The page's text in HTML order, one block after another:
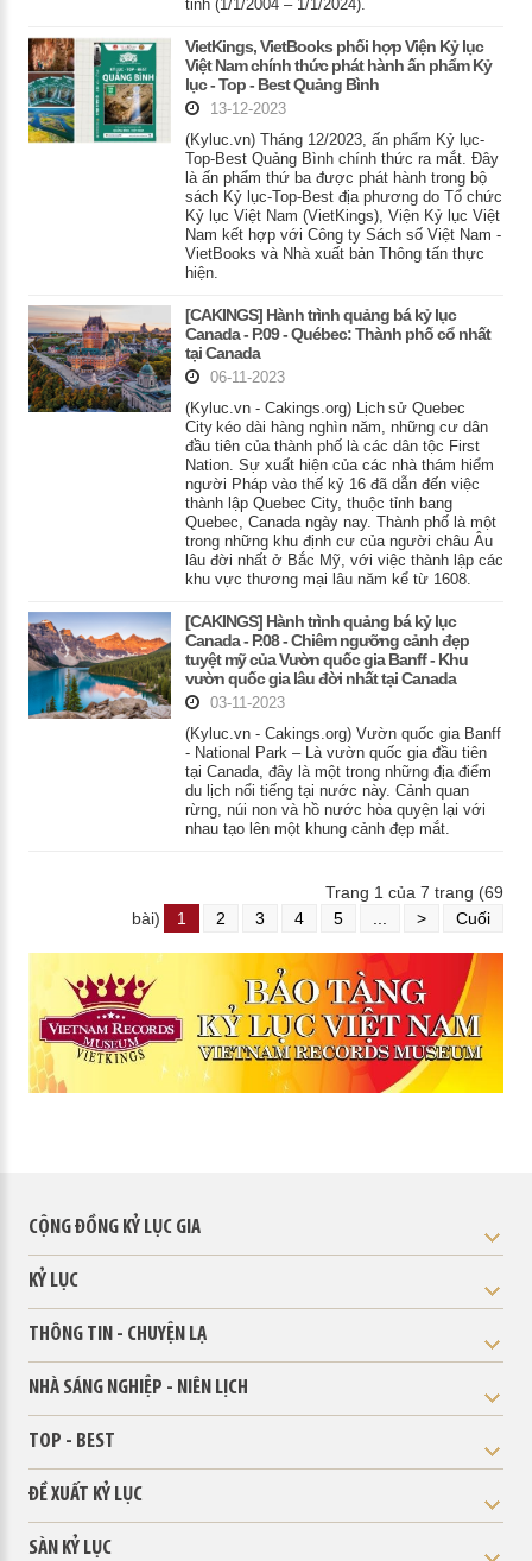
tỉnh (1/1/2004 – 1/1/2024).
VietKings, VietBooks phối hợp Viện Kỷ lục
Việt Nam chính thức phát hành ấn phẩm Kỷ
lục - Top - Best Quảng Bình
13-12-2023
(Kyluc.vn) Tháng 12/2023, ấn phẩm Kỷ lục-
Top-Best Quảng Bình chính thức ra mắt. Đây
là ấn phẩm thứ ba được phát hành trong bộ
sách Kỷ lục-Top-Best địa phương do Tổ chức
Kỷ lục Việt Nam (VietKings), Viện Kỷ lục Việt
Nam kết hợp với Công ty Sách số Việt Nam -
VietBooks và Nhà xuất bản Thông tấn thực
hiện.
[CAKINGS] Hành trình quảng bá kỷ lục
Canada - P.09 - Québec: Thành phố cổ nhất
tại Canada
06-11-2023
(Kyluc.vn - Cakings.org) Lịch sử Quebec
City kéo dài hàng nghìn năm, những cư dân
đầu tiên của thành phố là các dân tộc First
Nation. Sự xuất hiện của các nhà thám hiểm
người Pháp vào thế kỷ 16 đã dẫn đến việc
thành lập Quebec City, thuộc tỉnh bang
Quebec, Canada ngày nay. Thành phố là một
trong những khu định cư của người châu Âu
lâu đời nhất ở Bắc Mỹ, với việc thành lập các
khu vực thương mại lâu năm kể từ 1608.
[CAKINGS] Hành trình quảng bá kỷ lục
Canada - P.08 - Chiêm ngưỡng cảnh đẹp
tuyệt mỹ của Vườn quốc gia Banff - Khu
vườn quốc gia lâu đời nhất tại Canada
03-11-2023
(Kyluc.vn - Cakings.org) Vườn quốc gia Banff
- National Park – Là vườn quốc gia đầu tiên
tại Canada, đây là một trong những địa điểm
du lịch nổi tiếng tại nước này. Cảnh quan
rừng, núi non và hồ nước hòa quyện lại với
nhau tạo lên một khung cảnh đẹp mắt.
Trang 1 của 7 trang (69
bài)
1 2 3 4 5 ... > Cuối
CỘNG ĐỒNG KỶ LỤC GIA
KỶ LỤC
THÔNG TIN - CHUYỆN LẠ
NHÀ SÁNG NGHIỆP - NIÊN LỊCH
TOP - BEST
ĐỀ XUẤT KỶ LỤC
SÀN KỶ LỤC